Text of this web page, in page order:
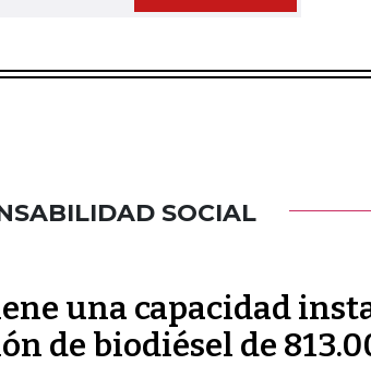
SOCIAL
una capacidad
de biodiésel de